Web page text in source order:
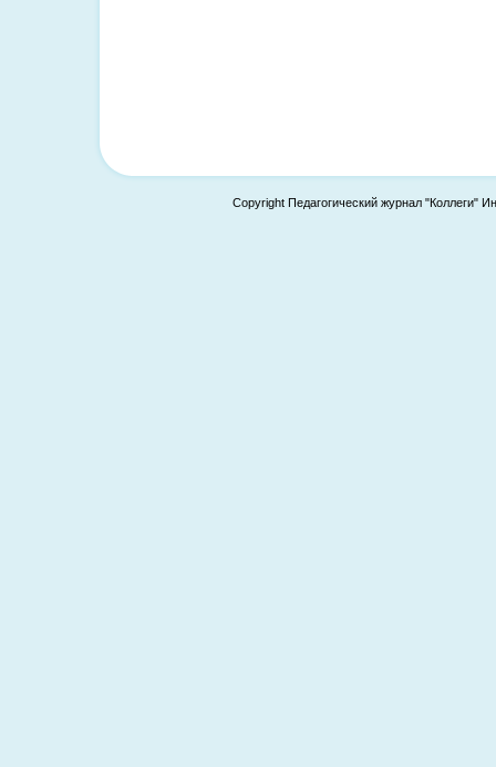
Copyright Педагогический журнал "Коллеги"